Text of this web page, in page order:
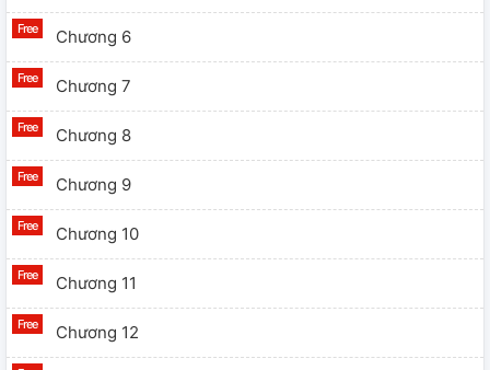
Chương 6
Chương 7
Chương 8
Chương 9
Chương 10
Chương 11
Chương 12